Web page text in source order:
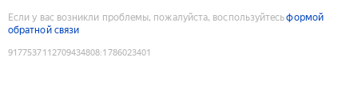
Если у вас возникли проблемы, пожалуйста, воспользуйтесьформой
обратной связи
9177537112709434808:1786023401